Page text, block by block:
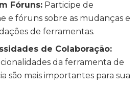
Fóruns: Participe de
e fóruns sobre as mudanças e
de ferramentas.
de Colaboração:
da ferramenta de
são mais importantes para sua